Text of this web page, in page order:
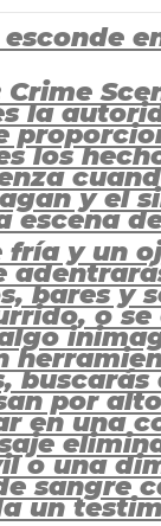
la
los
y el
escena
fría y un
bares y
o se
buscarás
por
en una
o una
sangre
un